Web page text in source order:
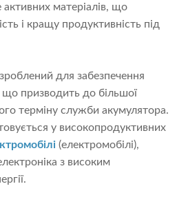
матеріалів, що
і кращу продуктивність під
для забезпечення
що призводить до більшої
терміну служби акумулятора.
у високопродуктивних
(електромобілі),
з високим